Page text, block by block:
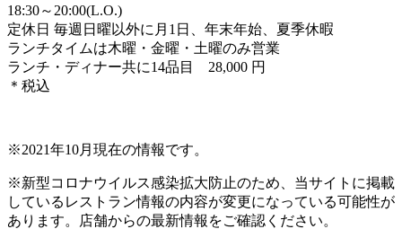
18:30～20:00(L.O.)
定休日 毎週日曜以外に月1日、年末年始、夏季休暇
ランチタイムは木曜・金曜・土曜のみ営業
ランチ・ディナー共に14品目 28,000 円
＊税込
※2021年10月現在の情報です。
※新型コロナウイルス感染拡大防止のため、当サイトに掲載
しているレストラン情報の内容が変更になっている可能性が
あります。店舗からの最新情報をご確認ください。